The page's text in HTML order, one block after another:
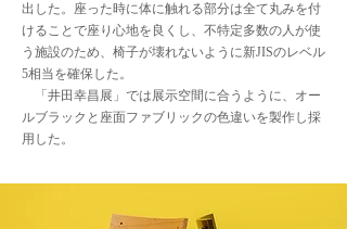
出した。座った時に体に触れる部分は全て丸みを付
けることで座り心地を良くし、不特定多数の人が使
う施設のため、椅子が壊れないように新JISのレベル
5相当を確保した。
「井田幸昌展」では展示空間に合うように、オー
ルブラックと座面ファブリックの色違いを製作し採
用した。